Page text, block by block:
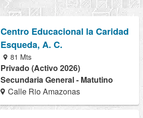
Centro Educacional la Caridad
Esqueda, A. C.
81 Mts
Privado (Activo 2026)
Secundaria General - Matutino
Calle Rio Amazonas